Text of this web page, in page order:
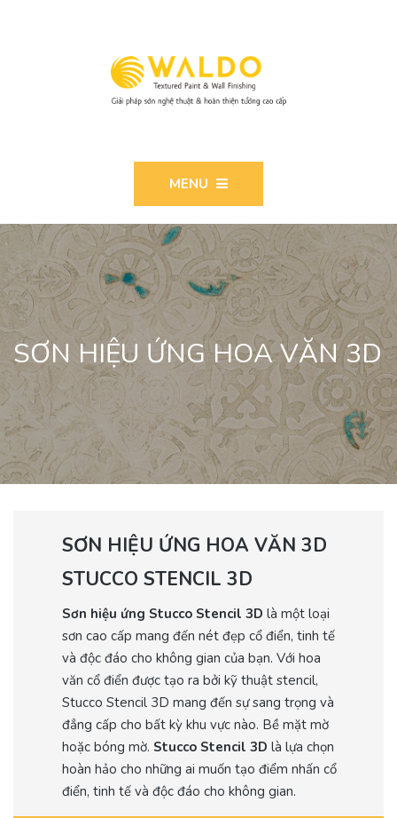
MENU
SƠN HIỆU ỨNG HOA VĂN 3D
SƠN HIỆU ỨNG HOA VĂN 3D
STUCCO STENCIL 3D
Sơn hiệu ứng Stucco Stencil 3D là một loại
sơn cao cấp mang đến nét đẹp cổ điển, tinh tế
và độc đáo cho không gian của bạn. Với hoa
văn cổ điển được tạo ra bởi kỹ thuật stencil,
Stucco Stencil 3D mang đến sự sang trọng và
đẳng cấp cho bất kỳ khu vực nào. Bề mặt mờ
hoặc bóng mờ. Stucco Stencil 3D là lựa chọn
hoàn hảo cho những ai muốn tạo điểm nhấn cổ
điển, tinh tế và độc đáo cho không gian.